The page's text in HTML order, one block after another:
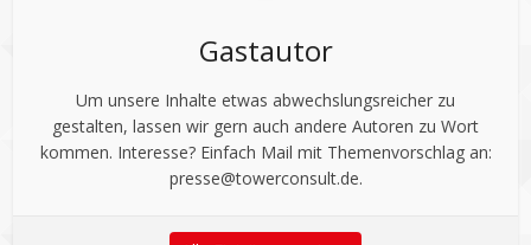
Gastautor
Um unsere Inhalte etwas abwechslungsreicher zu
gestalten, lassen wir gern auch andere Autoren zu Wort
kommen. Interesse? Einfach Mail mit Themenvorschlag an:
presse@towerconsult.de.